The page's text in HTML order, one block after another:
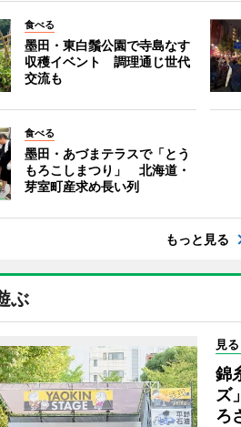
食べる
墨田・東白鬚公園で寺島なす
収穫イベント 調理通じ世代
交流も
食べる
墨田・あづまテラスで「とう
もろこしまつり」 北海道・
芽室町産求め長い列
もっと見る
ぶ
見
錦
ズ
ろ